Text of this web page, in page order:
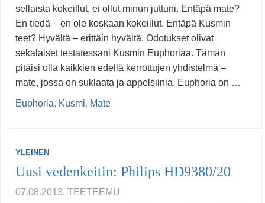
sellaista kokeillut, ei ollut minun juttuni. Entäpä mate?
En tiedä – en ole koskaan kokeillut. Entäpä Kusmin
teet? Hyvältä – erittäin hyvältä. Odotukset olivat
sekalaiset testatessani Kusmin Euphoriaa. Tämän
pitäisi olla kaikkien edellä kerrottujen yhdistelmä –
mate, jossa on suklaata ja appelsiinia. Euphoria on …
Euphoria, Kusmi, Mate
YLEINEN
Uusi vedenkeitin: Philips HD9380/20
07.08.2013, TEETEEMU